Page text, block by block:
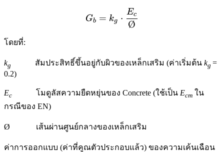
G_b = k_g \cdot
Gb = kg ⋅
Ø
Ec
โดยที่:
kg สัมประสิทธิ์ขึ้นอยู่กับผิวของเหล็กเสริม (ค่าเริ่มต้น kg =
0.2)
Ec โมดูลัสความยืดหยุ่นของ Concrete (ใช้เป็น Ecm ใน
กรณีของ EN)
Ø เส้นผ่านศูนย์กลางของเหล็กเสริม
ค่าการออกแบบ (ค่าที่คูณตัวประกอบแล้ว) ของความเค้นเฉือน